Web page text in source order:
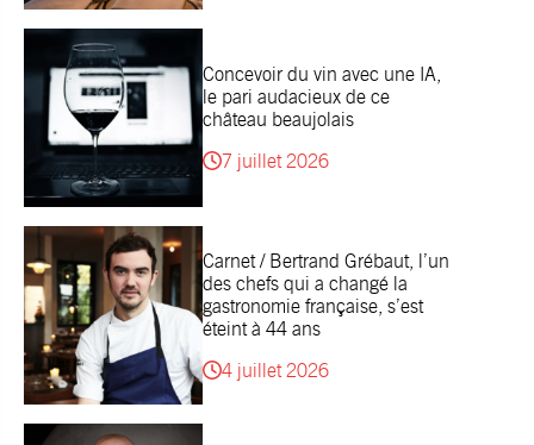
Concevoir du vin avec une IA,
le pari audacieux de ce
château beaujolais
7 juillet 2026
Carnet / Bertrand Grébaut, l’un
des chefs qui a changé la
gastronomie française, s’est
éteint à 44 ans
4 juillet 2026